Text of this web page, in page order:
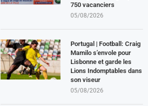
750 vacanciers
05/08/2026
Portugal | Football: Craig
Mamilo s’envole pour
Lisbonne et garde les
Lions Indomptables dans
son viseur
05/08/2026